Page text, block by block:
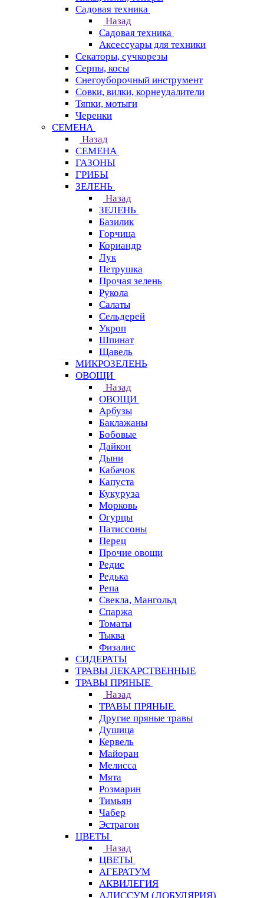
Садовая техника
Назад
Садовая техника
Аксессуары для техники
Секаторы, сучкорезы
Серпы, косы
Снегоуборочный инструмент
Совки, вилки, корнеудалители
Тяпки, мотыги
Черенки
СЕМЕНА
Назад
СЕМЕНА
ГАЗОНЫ
ГРИБЫ
ЗЕЛЕНЬ
Назад
ЗЕЛЕНЬ
Базилик
Горчица
Кориандр
Лук
Петрушка
Прочая зелень
Рукола
Салаты
Сельдерей
Укроп
Шпинат
Щавель
МИКРОЗЕЛЕНЬ
ОВОЩИ
Назад
ОВОЩИ
Арбузы
Баклажаны
Бобовые
Дайкон
Дыни
Кабачок
Капуста
Кукуруза
Морковь
Огурцы
Патиссоны
Перец
Прочие овощи
Редис
Редька
Репа
Свекла, Мангольд
Спаржа
Томаты
Тыква
Физалис
СИДЕРАТЫ
ТРАВЫ ЛЕКАРСТВЕННЫЕ
ТРАВЫ ПРЯНЫЕ
Назад
ТРАВЫ ПРЯНЫЕ
Другие пряные травы
Душица
Кервель
Майоран
Мелисса
Мята
Розмарин
Тимьян
Чабер
Эстрагон
ЦВЕТЫ
Назад
ЦВЕТЫ
АГЕРАТУМ
АКВИЛЕГИЯ
АЛИССУМ (ЛОБУЛЯРИЯ)